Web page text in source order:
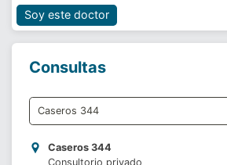
¿Eres un doctor?
Soy este doctor
Consultas
Caseros 344
Consultorio privado